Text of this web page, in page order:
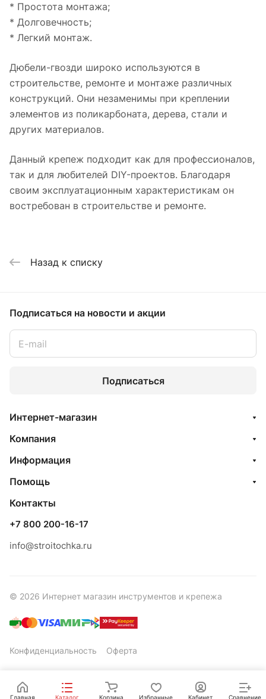
* Простота монтажа;
* Долговечность;
* Легкий монтаж.
Дюбели-гвозди широко используются в
строительстве, ремонте и монтаже различных
конструкций. Они незаменимы при креплении
элементов из поликарбоната, дерева, стали и
других материалов.
Данный крепеж подходит как для профессионалов,
так и для любителей DIY-проектов. Благодаря
своим эксплуатационным характеристикам он
востребован в строительстве и ремонте.
Назад к списку
Подписаться на новости и акции
Подписаться
Интернет-магазин
Компания
Информация
Помощь
Контакты
+7 800 200-16-17
info@stroitochka.ru
© 2026 Интернет магазин инструментов и крепежа
Конфиденциальность Оферта
Главная Каталог Корзина Избранные Кабинет Сравнение